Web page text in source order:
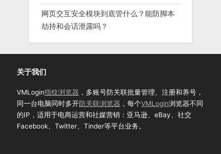
网页交互安全模块到底管什么？能防脚本
劫持和会话泄露吗？
关于我们
VMLogin指纹浏览器 ，多账号防关联批量管理、注册和养号，
同一台电脑同时多开防关联浏览器 ，每个VMLogin浏览器不同
的IP，适用于电商运营和社媒营销：亚马逊、eBay、社交
Facebook、Twitter、Tinder等平台业务。